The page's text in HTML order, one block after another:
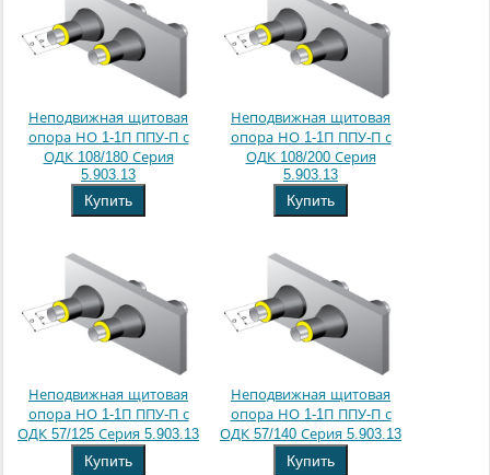
Неподвижная щитовая
опора НО 1-1П ППУ-П с
ОДК 108/180 Серия
5.903.13
Купить
Неподвижная щитовая
опора НО 1-1П ППУ-П с
ОДК 108/200 Серия
5.903.13
Купить
Неподвижная щитовая
опора НО 1-1П ППУ-П с
ОДК 57/125 Серия 5.903.13
Купить
Неподвижная щитовая
опора НО 1-1П ППУ-П с
ОДК 57/140 Серия 5.903.13
Купить